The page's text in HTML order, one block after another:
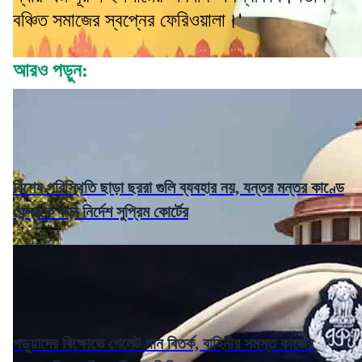
বঞ্চিত সমাজের স্বপ্নের ফেরিওয়ালা।'
আরও পড়ুন:
বিশেষ পরিস্থিতি ছাড়া ছররা গুলি ব্যবহার নয়, যন্তর মন্তর কাণ্ডে
কেন্দ্রকে কড়া নির্দেশ সুপ্রিম কোর্টের
পড়ুয়াদের বিক্ষোভে পেলেট গান বিতর্ক, বাহিনীর সমস্ত কাজের